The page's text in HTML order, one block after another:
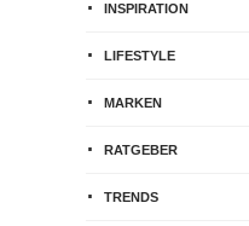
INSPIRATION
LIFESTYLE
MARKEN
RATGEBER
TRENDS